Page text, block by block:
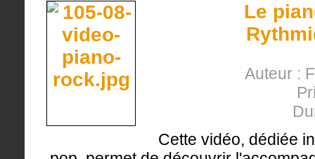
Le
Auteur :
Cette vidéo, dédiée